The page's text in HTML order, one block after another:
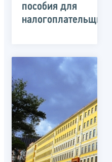
пособия для
налогоплательщиков